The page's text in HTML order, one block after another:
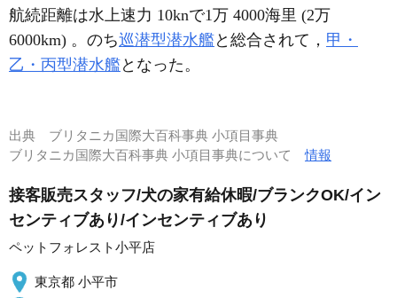
航続距離は水上速力 10knで1万 4000海里 (2万
6000km) 。のち巡潜型潜水艦と総合されて， 甲・
乙・丙型潜水艦となった。
出典 ブリタニカ国際大百科事典 小項目事典
ブリタニカ国際大百科事典 小項目事典について情報
接客販売スタッフ/犬の家有給休暇/ブランクOK/イン
センティブあり/インセンティブあり
ペットフォレスト小平店
東京都 小平市